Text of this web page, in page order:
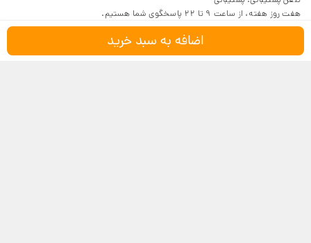
اضافه به سبد خرید
هفت روز هفته، از ساعت 9 تا 22 پاسخگوی شما هستیم.
شرایط و قوانین